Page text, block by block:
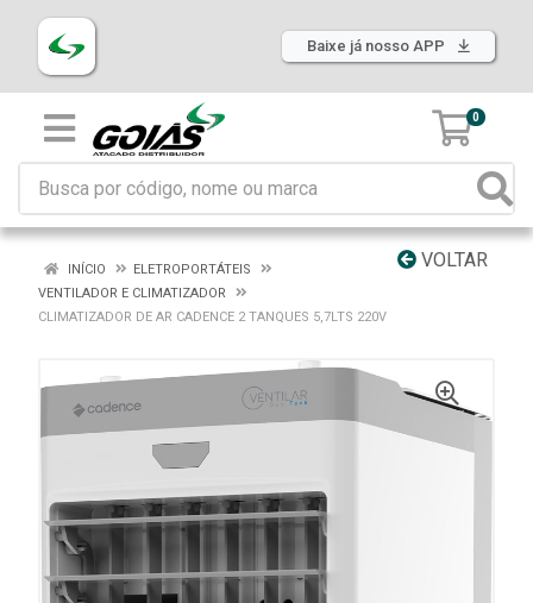
Baixe já nosso APP
0
VOLTAR
INÍCIO
ELETROPORTÁTEIS
VENTILADOR E CLIMATIZADOR
CLIMATIZADOR DE AR CADENCE 2 TANQUES 5,7LTS 220V